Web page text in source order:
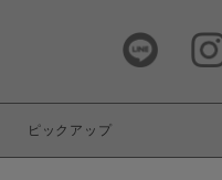
ピックアップ